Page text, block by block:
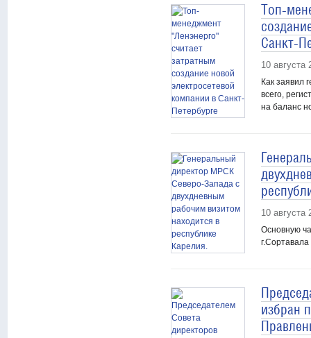
Топ-
Санкт-
10 августа
Как заявил
всего,
на баланс
10 августа
Основную
г.Сортавала
избран